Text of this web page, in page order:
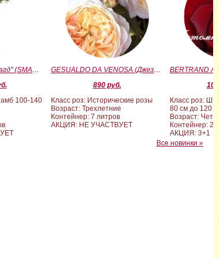
Туя западная "Смарагд" (SMARAGD) ШТАМБ 100-140
100-140
GESUALDO DA VENOSA (Джезуальдо Ди Веноза)
890 руб.
Класс роз: Исторические розы
Возраст: Трехлетние
Контейнер: 7 литров
АКЦИЯ: НЕ УЧАСТВУЕТ
10
Класс роз:
80 см до 120
Возраст:
Контейнер:
АКЦИЯ: 3+1
Все новинки »